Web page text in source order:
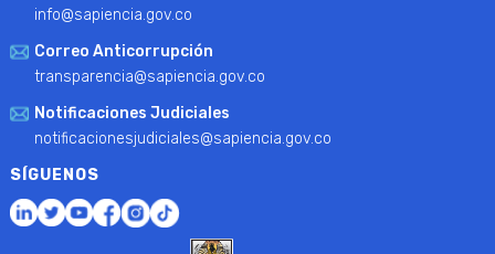
info@sapiencia.gov.co
Correo Anticorrupción
transparencia@sapiencia.gov.co
Notificaciones Judiciales
notificacionesjudiciales@sapiencia.gov.co
SÍGUENOS